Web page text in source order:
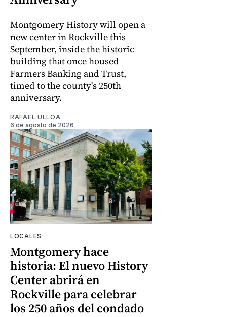
Montgomery History will open a
new center in Rockville this
September, inside the historic
building that once housed
Farmers Banking and Trust,
timed to the county's 250th
anniversary.
RAFAEL ULLOA
6 de agosto de 2026
LOCALES
Montgomery hace
historia: El nuevo History
Center abrirá en
Rockville para celebrar
los 250 años del condado